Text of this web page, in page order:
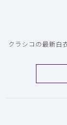
クラシコの最新白